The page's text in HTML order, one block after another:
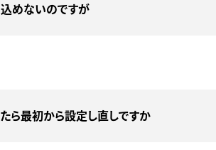
めないのですが
ら最初から設定し直しですか